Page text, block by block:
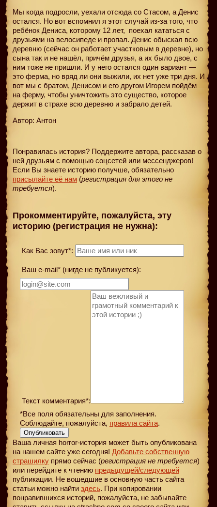
Мы когда подросли, уехали отсюда со Стасом, а Денис
остался. Но вот вспомнил я этот случай из-за того, что
ребёнок Дениса, которому 12 лет, поехал кататься с
друзьями на велосипеде и пропал. Денис обыскал всю
деревню (сейчас он работает участковым в деревне), но
сына так и не нашёл, причём друзья, а их было двое, с
ним тоже не пришли. И у него остался один вариант —
это ферма, но вряд ли они выжили, их нет уже три дня. И
вот мы с братом, Денисом и его другом Игорем пойдём
на ферму, чтобы уничтожить это существо, которое
держит в страхе всю деревню и забрало детей.
Автор: Антон
Понравилась история? Поддержите автора, рассказав о
ней друзьям с помощью соцсетей или мессенджеров!
Если Вы знаете историю получше, обязательно
присылайте её нам (регистрация для этого не
требуется).
Прокомментируйте, пожалуйста, эту
историю (регистрация не нужна):
Как Вас зовут*:
Ваш e-mail* (нигде не публикуется):
Текст комментария*:
*Все поля обязательны для заполнения.
Соблюдайте, пожалуйста, правила сайта.
Опубликовать
Ваша личная horror-история может быть опубликована
на нашем сайте уже сегодня! Добавьте собственную
страшилку прямо сейчас (регистрация не требуется)
или перейдите к чтению предыдущей/следующей
публикации. Не вошедшие в основную часть сайта
статьи можно найти здесь. При копировании
понравившихся историй, пожалуйста, не забывайте